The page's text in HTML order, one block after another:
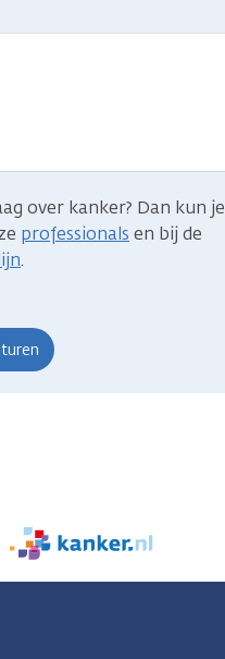
over kanker? Dan kun je
professionals en bij de
.
We
zijn